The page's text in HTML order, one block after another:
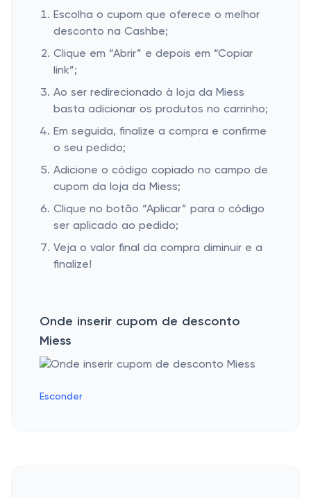
Escolha o cupom que oferece o melhor
desconto na Cashbe;
Clique em “Abrir” e depois em “Copiar
link”;
Ao ser redirecionado à loja da Miess
basta adicionar os produtos no carrinho;
Em seguida, finalize a compra e confirme
o seu pedido;
Adicione o código copiado no campo de
cupom da loja da Miess;
Clique no botão “Aplicar” para o código
ser aplicado ao pedido;
Veja o valor final da compra diminuir e a
finalize!
Onde inserir cupom de desconto
Miess
Esconder